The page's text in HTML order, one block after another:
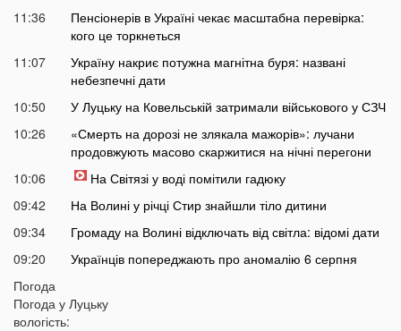
11:36
Пенсіонерів в Україні чекає масштабна перевірка:
кого це торкнеться
11:07
Україну накриє потужна магнітна буря: названі
небезпечні дати
10:50
У Луцьку на Ковельській затримали військового у СЗЧ
10:26
«Смерть на дорозі не злякала мажорів»: лучани
продовжують масово скаржитися на нічні перегони
10:06
На Світязі у воді помітили гадюку
09:42
На Волині у річці Стир знайшли тіло дитини
09:34
Громаду на Волині відключать від світла: відомі дати
09:20
Українців попереджають про аномалію 6 серпня
09:05
вважався зниклим безвісти
Погода
Погода у Луцьку
вологість: